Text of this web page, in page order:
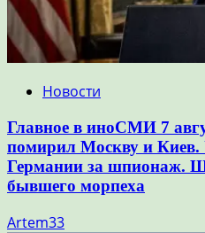
Новости
Главное в иноСМИ 7
помирил Москву и Киев.
Германии за шпионаж.
бывшего морпеха
Artem33